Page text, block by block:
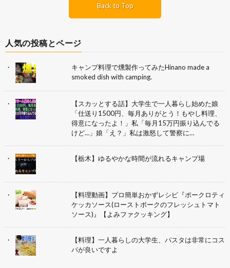
Back to Top
人気の投稿とページ
キャンプ料理で燻製作ってみたHinano made a
smoked dish with camping.
【スカッとする話】大学生で一人暮らし始めた娘
「仕送り1500円、毎月ありがとう！もやし料理、
得意になったよ！」私「毎月15万円振り込んでる
けど…」娘「え？」私は激怒して警察に…
【栃木】ゆるやかな時間が流れるキャンプ場
【料理動画】プロ簡単おかずレシピ『ポークロティ
ケッカソース(ローストポークのフレッシュトマト
ソース)』【よみファクッキング】
【料理】一人暮らしの大学生、パスタは非常にコス
パが良いですよ